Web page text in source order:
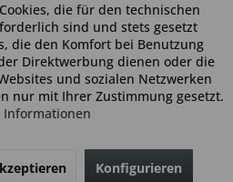
die für den technischen
sind und stets gesetzt
die den Komfort bei Benutzung
Direktwerbung dienen oder die
und sozialen Netzwerken
nur mit Ihrer Zustimmung gesetzt.
Informationen
Konfigurieren